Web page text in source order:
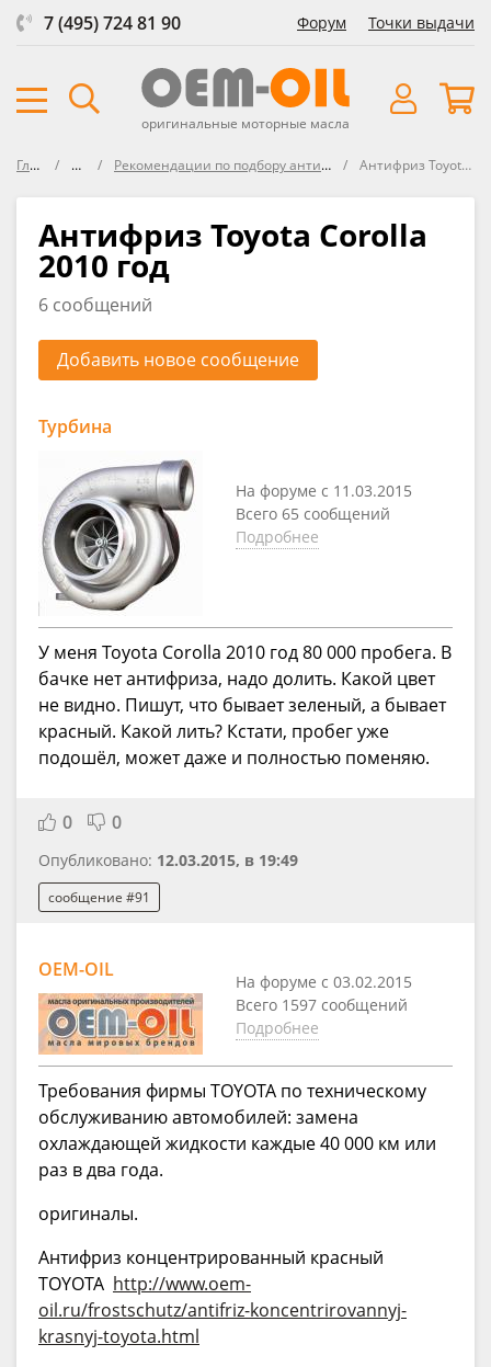
7 (495) 724 81 90 Форум Точки выдачи
оригинальные моторные масла
Главная Форум Рекомендации по подбору антифриза и тормозной жидкости Антифриз Toyota Corolla 2010 год
Антифриз Toyota Corolla
2010 год
6 сообщений
Добавить новое сообщение
Турбина
На форуме с 11.03.2015
Всего 65 сообщений
Подробнее
У меня Toyota Corolla 2010 год 80 000 пробега. В
бачке нет антифриза, надо долить. Какой цвет
не видно. Пишут, что бывает зеленый, а бывает
красный. Какой лить? Кстати, пробег уже
подошёл, может даже и полностью поменяю.
0 0
Опубликовано: 12.03.2015, в 19:49
сообщение #91
OEM-OIL
На форуме с 03.02.2015
Всего 1597 сообщений
Подробнее
Требования фирмы TOYOTA по техническому
обслуживанию автомобилей: замена
охлаждающей жидкости каждые 40 000 км или
раз в два года.
оригиналы.
Антифриз концентрированный красный
TOYOTA http://www.oem-
oil.ru/frostschutz/antifriz-koncentrirovannyj-
krasnyj-toyota.html